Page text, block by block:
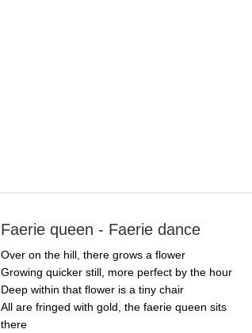
Faerie queen - Faerie dance
Over on the hill there grows a flower
Growing quicker still more perfect by the hour
Deep within that flower is a tiny chair
All are fringed with gold the faerie queen sits
there